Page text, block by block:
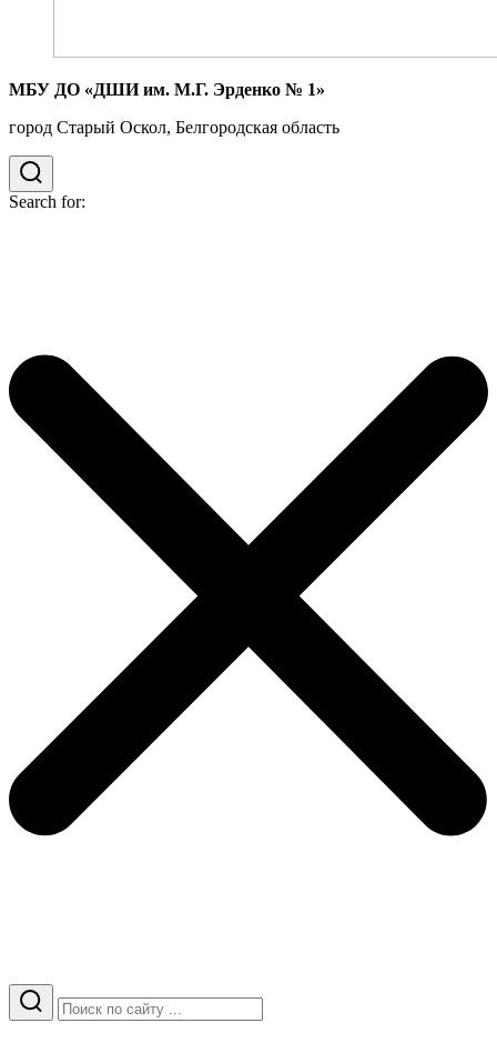
МБУ ДО «ДШИ им. М.Г. Эрденко № 1»
город Старый Оскол, Белгородская область
Search for: